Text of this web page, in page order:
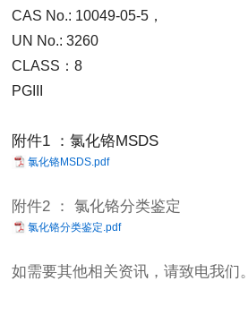
CAS No.: 10049-05-5，
UN No.: 3260
CLASS：8
PGIII
附件1 ：氯化铬MSDS
氯化铬MSDS.pdf
附件2 ： 氯化铬分类鉴定
氯化铬分类鉴定.pdf
如需要其他相关资讯，请致电我们。